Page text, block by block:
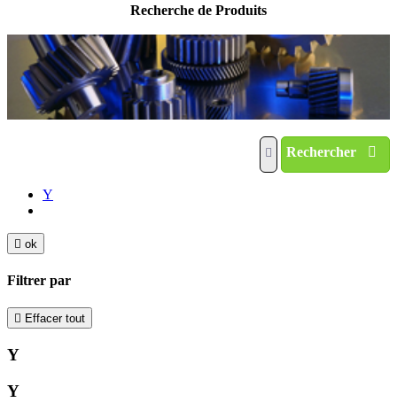
Recherche de Produits
Rechercher
Y
 ok
Filtrer par
 Effacer tout
Y
Y